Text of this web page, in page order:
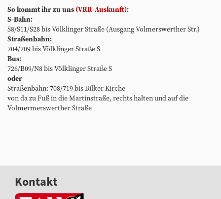
g
/
v
o
r
-
o
r
t
/
d
So kommt ihr zu uns (VRR-Auskunft):
S-Bahn:
S8/S11/S28 bis Völklinger Straße (Ausgang Volmerswerther Str.)
Straßenbahn:
704/709 bis Völklinger Straße S
Bus:
726/B09/N8 bis Völklinger Straße S
oder
Straßenbahn: 708/719 bis Bilker Kirche
von da zu Fuß in die Martinstraße, rechts halten und auf die
Volmermerswerther Straße
Kontakt